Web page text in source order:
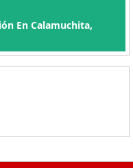
En Calamuchita,